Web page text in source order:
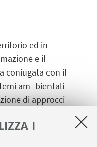
I
ed in
e il
coniugata con il
am- bientali
di approcci
suoi abitanti,